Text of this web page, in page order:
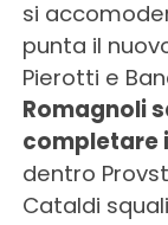
si
punta il
Pierotti e
Romagnoli
completare
dentro
Cataldi